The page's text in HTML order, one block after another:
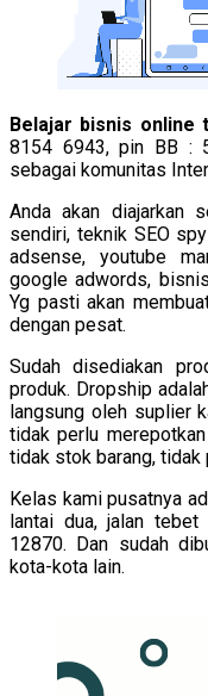
Belajar bisnis online
8154 6943, pin BB :
sebagai komunitas
Anda akan diajarkan
sendiri, teknik SEO
adsense, youtube
google adwords,
Yg pasti akan
dengan pesat.
Sudah disediakan
produk. Dropship
langsung oleh suplier
tidak perlu
tidak stok barang, tidak
Kelas kami pusatnya
lantai dua, jalan
12870. Dan sudah
kota-kota lain.